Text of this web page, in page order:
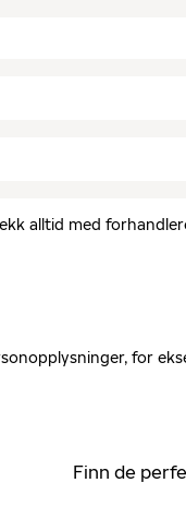
alltid med
for
Finn de